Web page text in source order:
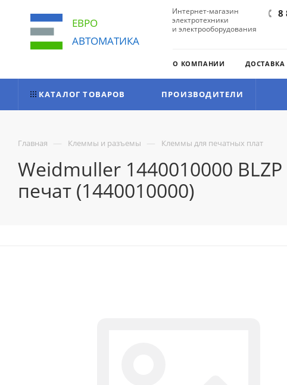
ЕВРО
АВТОМАТИКА
Интернет-магазин
электротехники
и электрооборудования
8
О КОМПАНИИ
КАТАЛОГ ТОВАРОВ ПРОИЗВОДИТЕЛИ
Главная — Клеммы и разъемы — Клеммы для печатных плат
Weidmuller 1440010000
печат (1440010000)